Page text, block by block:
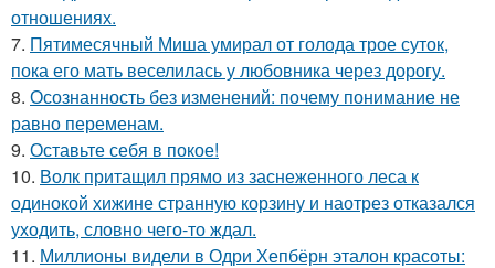
отношениях.
7. Пятимесячный Миша умирал от голода трое суток,
пока его мать веселилась у любовника через дорогу.
8. Осознанность без изменений: почему понимание не
равно переменам.
9. Оставьте себя в покое!
10. Волк притащил прямо из заснеженного леса к
одинокой хижине странную корзину и наотрез отказался
уходить, словно чего-то ждал.
11. Миллионы видели в Одри Хепбёрн эталон красоты: